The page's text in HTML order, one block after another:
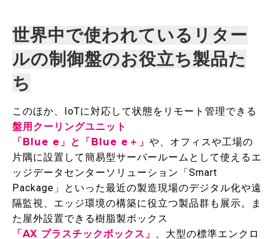
世界中で使われているリター
ルの制御盤のお役立ち製品た
ち
このほか、IoTに対応して状態をリモート管理できる
盤用クーリングユニット
「Blue e」と「Blue e＋」 や、オフィスや工場の
片隅に設置して簡易型サーバールームとして使えるエ
ッジデータセンターソリューション「Smart
Package」といった最近の製造現場のデジタル化や遠
隔監視、エッジ環境の構築に役立つ製品群も展示。ま
た屋外設置できる樹脂製ボックス
「AX プラスチックボックス」 、大型の標準エンクロ